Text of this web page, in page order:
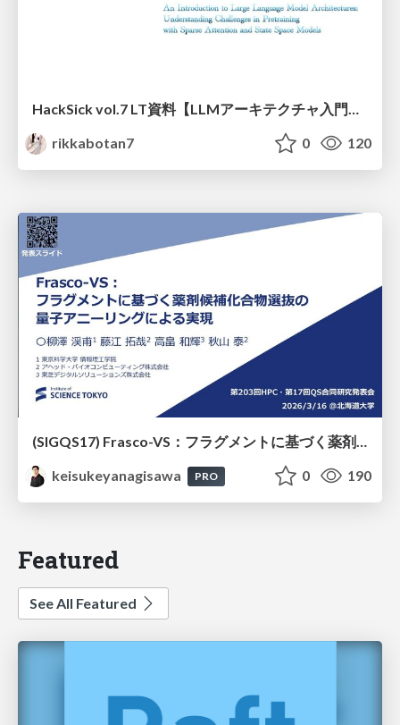
rikkabotan7
0 120
(SIGQS17) Frasco-VS：フラグメントに基づく薬剤候補化合物選抜の量子アニーリングによる実現
keisukeyanagisawa
PRO 0 190
Featured
See All Featured